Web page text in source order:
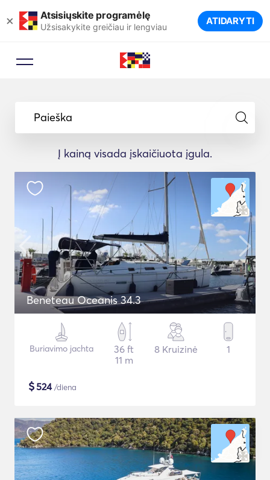
× Atsisiųskite programėlę
Užsisakykite greičiau ir lengviau ATIDARYTI
Paieška
Į kainą visada įskaičiuota įgula.
Beneteau Oceanis 34.3
Buriavimo jachta
36 ft
11 m
8 Kruizinė 1
$524/diena